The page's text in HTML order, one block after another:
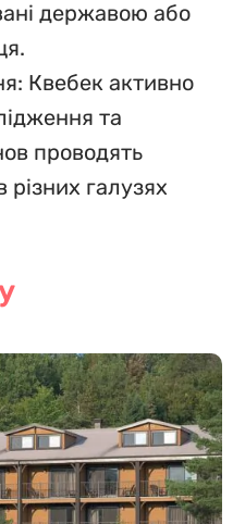
державою або
Квебек активно
та
проводять
різних галузях